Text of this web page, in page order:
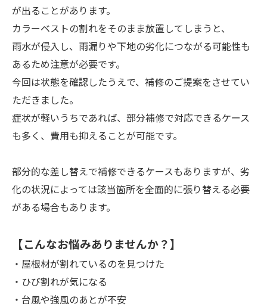
が出ることがあります。
カラーベストの割れをそのまま放置してしまうと、
雨水が侵入し、雨漏りや下地の劣化につながる可能性も
あるため注意が必要です。
今回は状態を確認したうえで、補修のご提案をさせてい
ただきました。
症状が軽いうちであれば、部分補修で対応できるケース
も多く、費用も抑えることが可能です。
部分的な差し替えで補修できるケースもありますが、劣
化の状況によっては該当箇所を全面的に張り替える必要
がある場合もあります。
【こんなお悩みありませんか？】
・屋根材が割れているのを見つけた
・ひび割れが気になる
・台風や強風のあとが不安